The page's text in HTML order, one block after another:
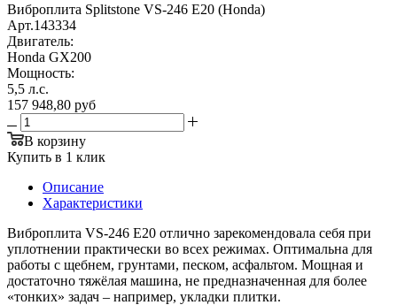
Виброплита Splitstone VS-246 E20 (Honda)
Арт.143334
Двигатель:
Honda GX200
Мощность:
5,5 л.с.
157 948,80 руб
В корзину
Купить в 1 клик
Описание
Характеристики
Виброплита VS-246 E20 отлично зарекомендовала себя при
уплотнении практически во всех режимах. Оптимальна для
работы с щебнем, грунтами, песком, асфальтом. Мощная и
достаточно тяжёлая машина, не предназначенная для более
«тонких» задач – например, укладки плитки.